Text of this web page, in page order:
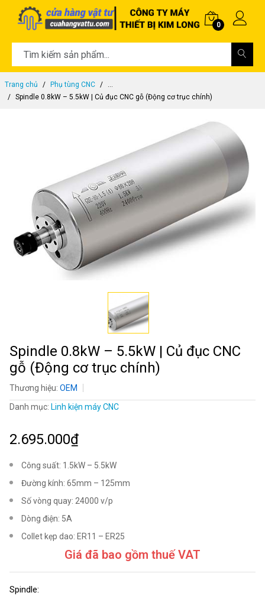
0
Trang chủ Phụ tùng CNC
...
Spindle 0.8kW – 5.5kW | Củ đục CNC gỗ (Động cơ trục chính)
Spindle 0.8kW – 5.5kW | Củ đục CNC
gỗ (Động cơ trục chính)
Thương hiệu: OEM
Danh mục: Linh kiện máy CNC
2.695.000₫
Công suất: 1.5kW – 5.5kW
Đường kính: 65mm – 125mm
Số vòng quay: 24000 v/p
Dòng điện: 5A
Collet kẹp dao: ER11 – ER25
Giá đã bao gồm thuế VAT
Spindle: